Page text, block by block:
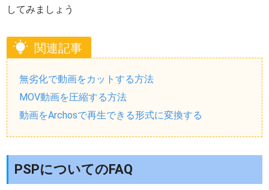
してみましょう
関連記事
無劣化で動画をカットする方法
MOV動画を圧縮する方法
動画をArchosで再生できる形式に変換する
PSPについてのFAQ